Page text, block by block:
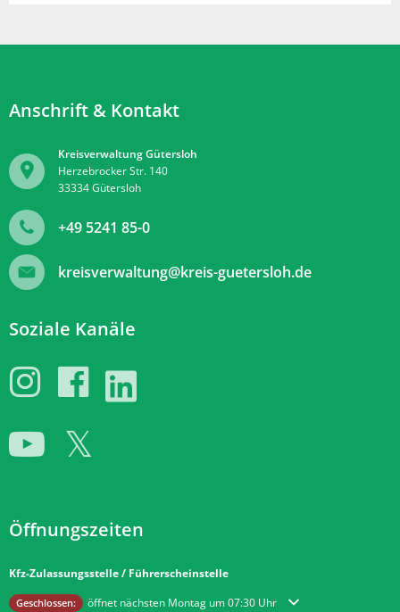
Anschrift & Kontakt
Kreisverwaltung Gütersloh
Herzebrocker Str. 140
33334Gütersloh
+49 5241 85-0
kreisverwaltung@kreis-guetersloh.de
Soziale Kanäle
Öffnungszeiten
Kfz-Zulassungsstelle / Führerscheinstelle
Klicken, um weitere Öffnungs- oder Schließzeiten auszublenden
Geschlossen: öffnet nächsten Montag um 07:30 Uhr